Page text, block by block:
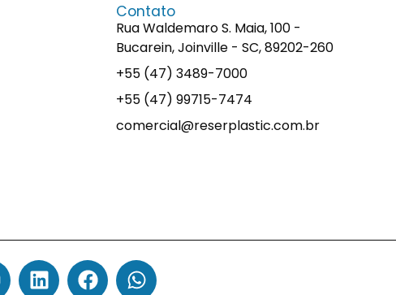
Contato
Rua Waldemaro S. Maia, 100 -
Bucarein, Joinville - SC, 89202-260
+55 (47) 3489-7000
+55 (47) 99715-7474
comercial@reserplastic.com.br